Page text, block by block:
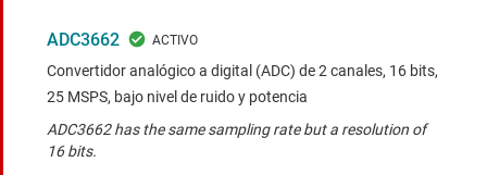
ADC3662
Convertidor analógico a digital (ADC) de 2 canales, 16 bits,
25 MSPS, bajo nivel de ruido y potencia
ADC3662 has the same sampling rate but a resolution of
16 bits.